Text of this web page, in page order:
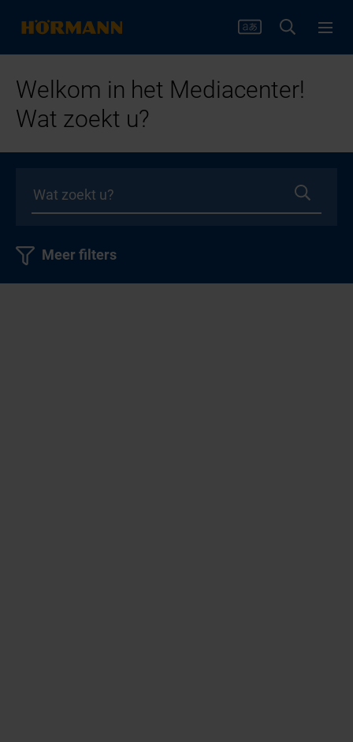
Welkom in het Mediacenter!
Wat zoekt u?
Meer filters